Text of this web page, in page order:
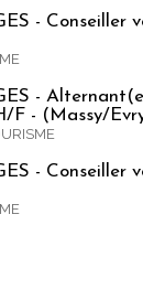
- Conseiller
-
F - (Massy/
- Conseiller